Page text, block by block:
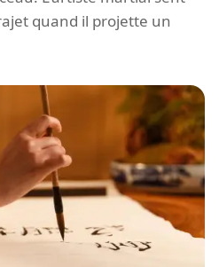
quand il projette un